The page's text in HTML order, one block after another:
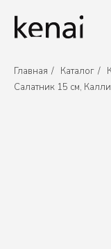
Главная / Каталог /
Салатник 15 см,